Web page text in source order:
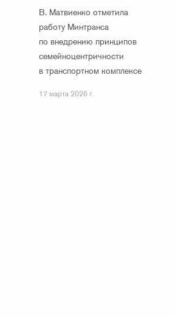
В. Матвиенко отметила
работу Минтранса
по внедрению принципов
семейноцентричности
в транспортном комплексе
17 марта 2026 г.